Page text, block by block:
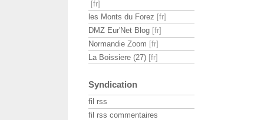
les Monts du Forez
DMZ Eur'Net Blog
Normandie Zoom
La Boissiere (27)
Syndication
fil rss
fil rss commentaires